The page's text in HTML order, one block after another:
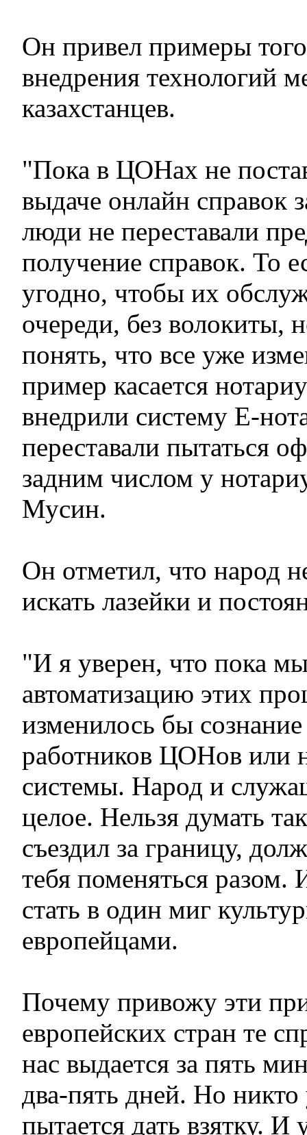
Он привел примеры
внедрения технологий
казахстанцев.
"Пока в ЦОНах не
выдаче онлайн справок
люди не переставали
получение справок. То
угодно, чтобы их
очереди, без волокиты,
понять, что все уже
пример касается
внедрили систему Е-
переставали пытаться
задним числом у
Мусин.
Он отметил, что народ
искать лазейки и
"И я уверен, что пока
автоматизацию этих
изменилось бы
работников ЦОНов или
системы. Народ и
целое. Нельзя думать
съездил за границу,
тебя поменяться
стать в один миг
европейцами.
Почему привожу эти
европейских стран те
нас выдается за пять
два-пять дней. Но
пытается дать взятку. И